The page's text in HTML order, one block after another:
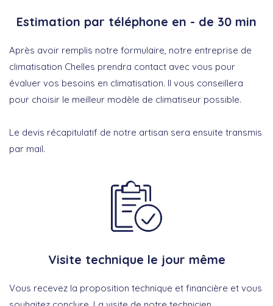
Estimation par téléphone en - de 30 min
Après avoir remplis notre formulaire, notre entreprise de
climatisation Chelles prendra contact avec vous pour
évaluer vos besoins en climatisation. Il vous conseillera
pour choisir le meilleur modèle de climatiseur possible.
Le devis récapitulatif de notre artisan sera ensuite transmis
par mail.
Visite technique le jour même
Vous recevez la proposition technique et financière et vous